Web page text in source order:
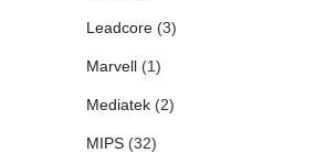
Leadcore(3)
Marvell(1)
Mediatek(2)
MIPS(32)